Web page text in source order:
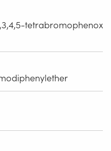
tetrabromophenox